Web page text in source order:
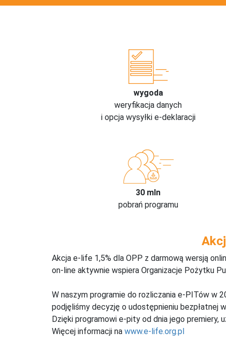
wygoda
weryfikacja danych
i opcja wysyłki e-deklaracji
30 mln
pobrań programu
Akcja e-life 1,5% dla OPP z darmową wersją
on-line aktywnie wspiera Organizacje Pożytku
W naszym programie do rozliczania e-PITów w
podjęliśmy decyzję o udostępnieniu bezpłatnej
Dzięki programowi e-pity od dnia jego premiery,
Więcej informacji na www.e-life.org.pl